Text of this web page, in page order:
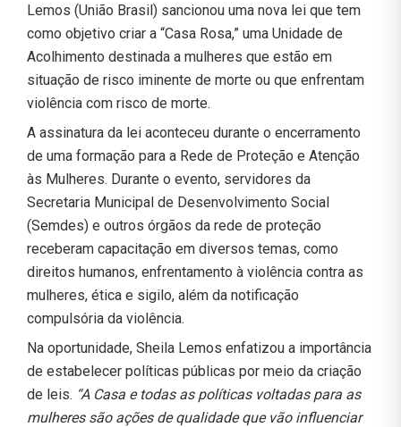
Lemos (União Brasil) sancionou uma nova lei que tem
como objetivo criar a “Casa Rosa,” uma Unidade de
Acolhimento destinada a mulheres que estão em
situação de risco iminente de morte ou que enfrentam
violência com risco de morte.
A assinatura da lei aconteceu durante o encerramento
de uma formação para a Rede de Proteção e Atenção
às Mulheres. Durante o evento, servidores da
Secretaria Municipal de Desenvolvimento Social
(Semdes) e outros órgãos da rede de proteção
receberam capacitação em diversos temas, como
direitos humanos, enfrentamento à violência contra as
mulheres, ética e sigilo, além da notificação
compulsória da violência.
Na oportunidade, Sheila Lemos enfatizou a importância
de estabelecer políticas públicas por meio da criação
de leis. “A Casa e todas as políticas voltadas para as
mulheres são ações de qualidade que vão influenciar